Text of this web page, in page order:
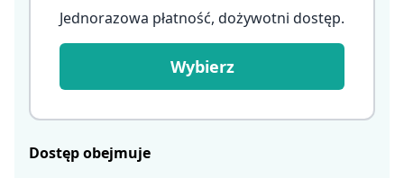
Jednorazowa płatność, dożywotni dostęp.
Wybierz
Dostęp obejmuje